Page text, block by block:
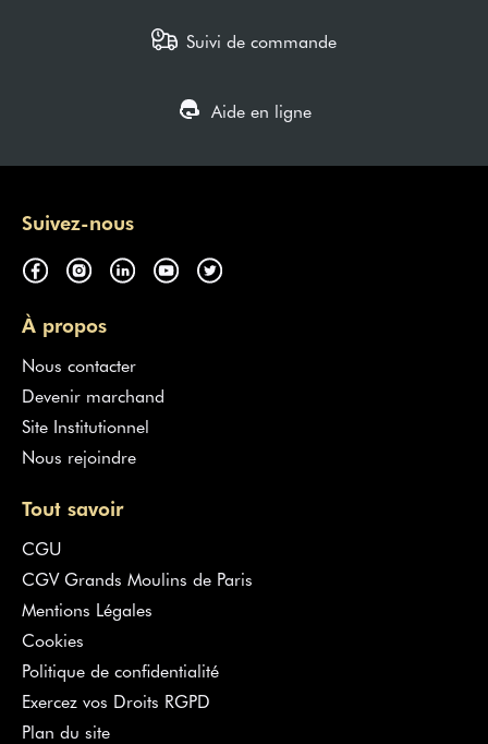
Suivi de commande
Aide en ligne
Suivez-nous
À propos
Nous contacter
Devenir marchand
Site Institutionnel
Nous rejoindre
Tout savoir
CGU
CGV Grands Moulins de Paris
Mentions Légales
Cookies
Politique de confidentialité
Exercez vos Droits RGPD
Plan du site